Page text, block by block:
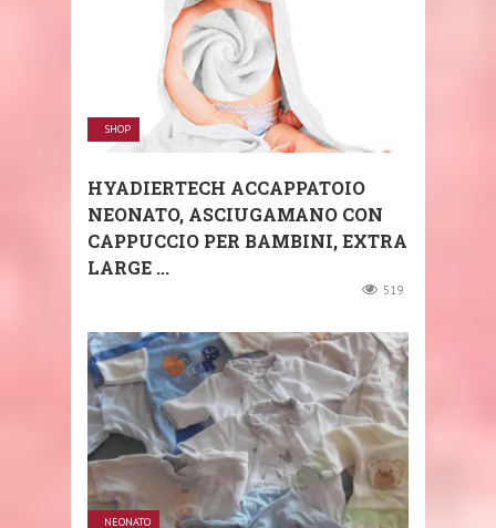
SHOP
HYADIERTECH ACCAPPATOIO
NEONATO, ASCIUGAMANO CON
CAPPUCCIO PER BAMBINI, EXTRA
LARGE ...
519
NEONATO